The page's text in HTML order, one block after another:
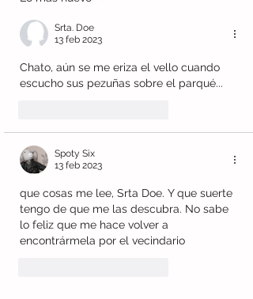
Srta. Doe
13 feb 2023
Chato, aún se me eriza el vello cuando
escucho sus pezuñas sobre el parqué...
Spoty Six
13 feb 2023
que cosas me lee, Srta Doe. Y que suerte
tengo de que me las descubra. No sabe
lo feliz que me hace volver a
encontrármela por el vecindario